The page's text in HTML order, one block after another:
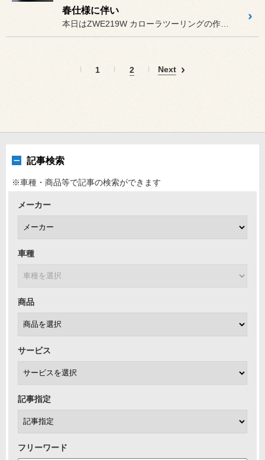
春仕様に伴い
1 2 Next
記事検索
※車種・商品等で記事の検索ができます
メーカー
車種
商品
サービス
記事指定
フリーワード